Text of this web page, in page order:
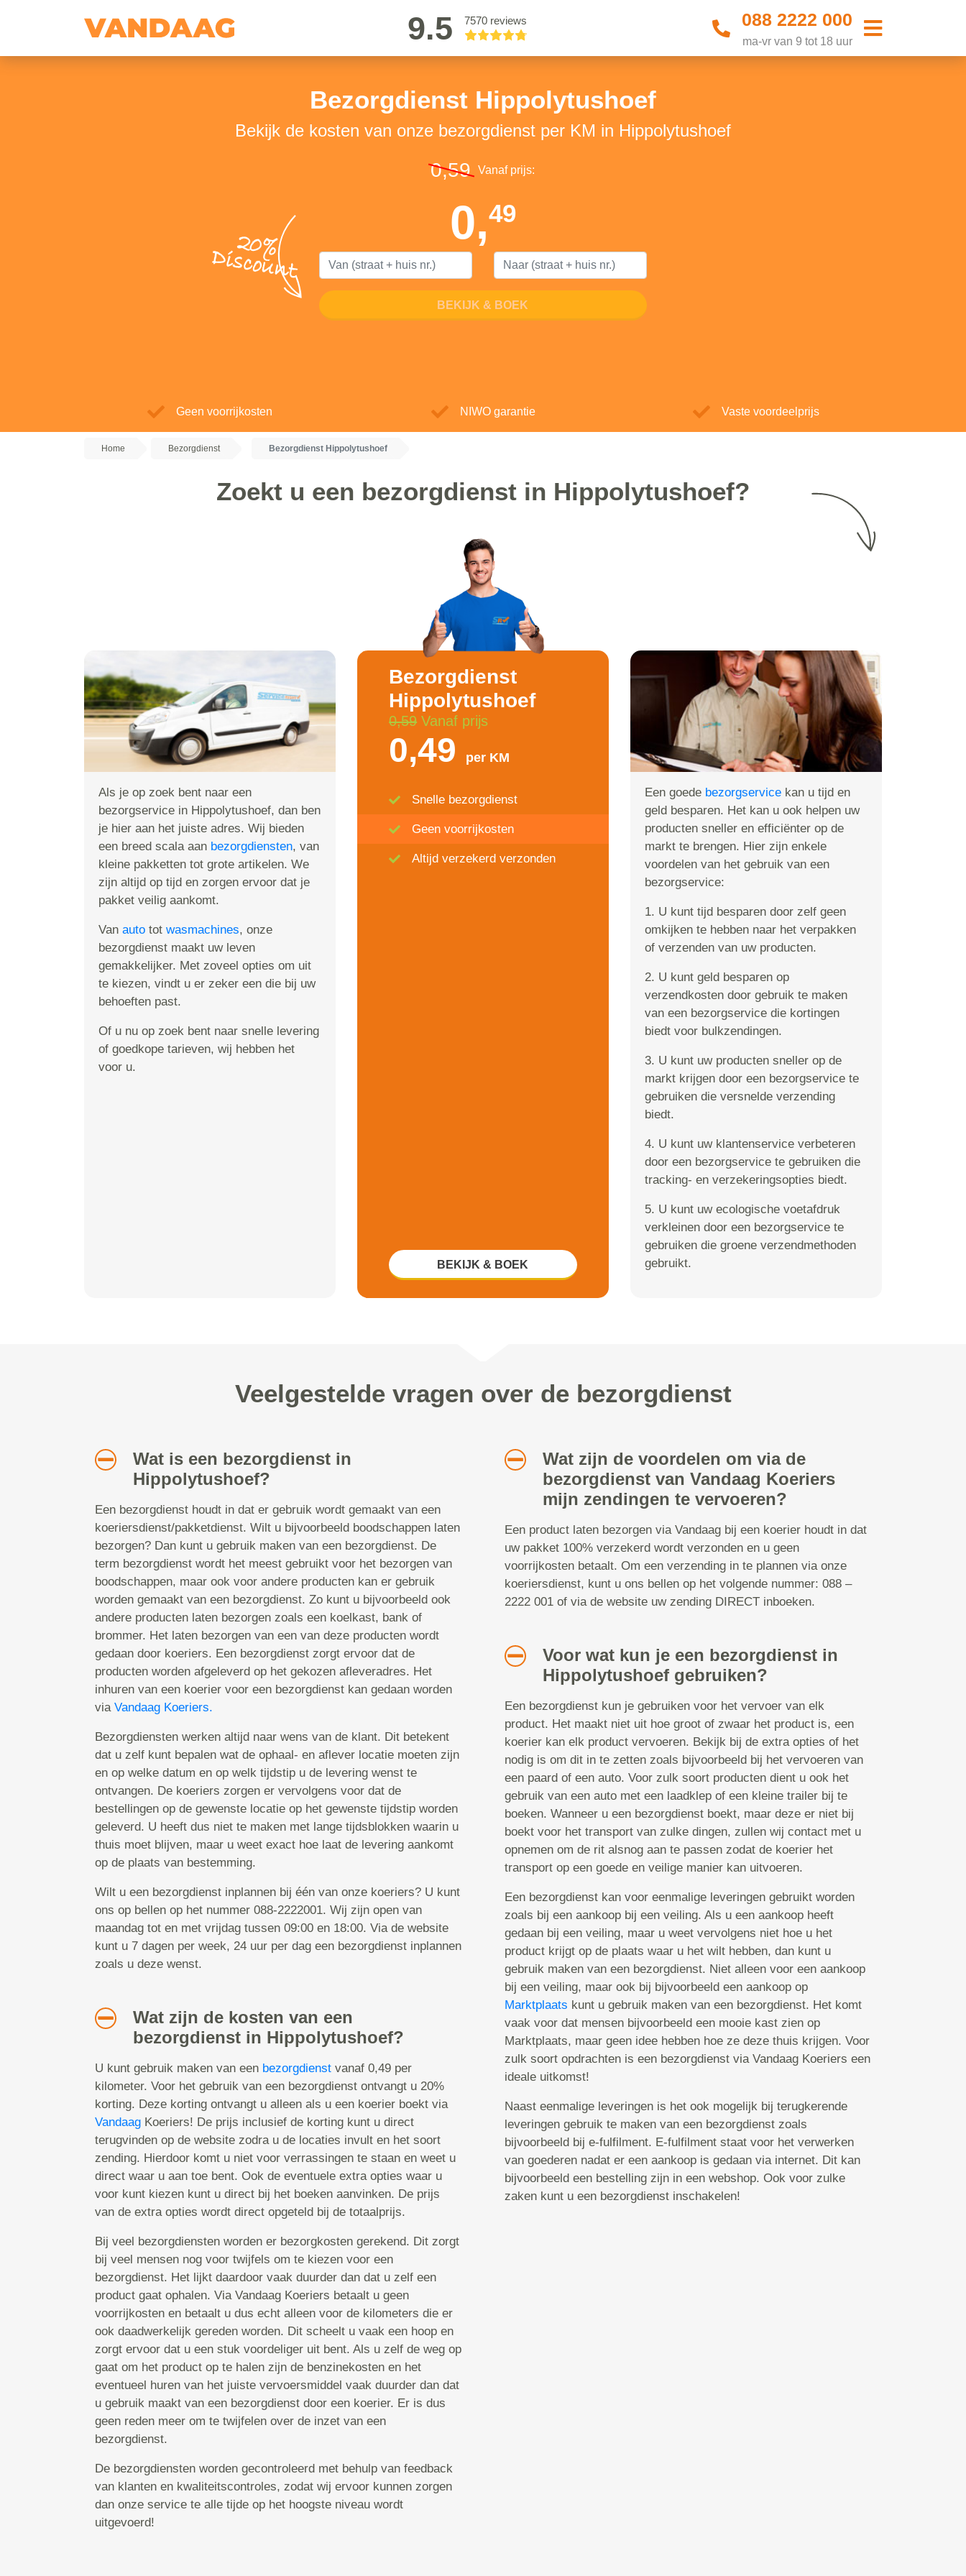
9.5 7570 reviews 088 2222 000
ma-vr van 9 tot 18 uur
Bezorgdienst Hippolytushoef
Bekijk de kosten van onze bezorgdienst per KM in Hippolytushoef
20%
Discount
0,59 Vanaf prijs:
0,49
BEKIJK & BOEK
Geen voorrijkosten NIWO garantie Vaste voordeelprijs
Home Bezorgdienst Bezorgdienst Hippolytushoef
Zoekt u een bezorgdienst in Hippolytushoef?
Als je op zoek bent naar een
bezorgservice in Hippolytushoef, dan ben
je hier aan het juiste adres. Wij bieden
een breed scala aan bezorgdiensten, van
kleine pakketten tot grote artikelen. We
zijn altijd op tijd en zorgen ervoor dat je
pakket veilig aankomt.
Van auto tot wasmachines, onze
bezorgdienst maakt uw leven
gemakkelijker. Met zoveel opties om uit
te kiezen, vindt u er zeker een die bij uw
behoeften past.
Of u nu op zoek bent naar snelle levering
of goedkope tarieven, wij hebben het
voor u.
Bezorgdienst
Hippolytushoef
0,59 Vanaf prijs
0,49 per KM
Snelle bezorgdienst
Geen voorrijkosten
Altijd verzekerd verzonden
BEKIJK & BOEK
Een goede bezorgservice kan u tijd en
geld besparen. Het kan u ook helpen uw
producten sneller en efficiënter op de
markt te brengen. Hier zijn enkele
voordelen van het gebruik van een
bezorgservice:
1. U kunt tijd besparen door zelf geen
omkijken te hebben naar het verpakken
of verzenden van uw producten.
2. U kunt geld besparen op
verzendkosten door gebruik te maken
van een bezorgservice die kortingen
biedt voor bulkzendingen.
3. U kunt uw producten sneller op de
markt krijgen door een bezorgservice te
gebruiken die versnelde verzending
biedt.
4. U kunt uw klantenservice verbeteren
door een bezorgservice te gebruiken die
tracking- en verzekeringsopties biedt.
5. U kunt uw ecologische voetafdruk
verkleinen door een bezorgservice te
gebruiken die groene verzendmethoden
gebruikt.
Veelgestelde vragen over de bezorgdienst
Wat is een bezorgdienst in
Hippolytushoef?
Een bezorgdienst houdt in dat er gebruik wordt gemaakt van een
koeriersdienst/pakketdienst. Wilt u bijvoorbeeld boodschappen laten
bezorgen? Dan kunt u gebruik maken van een bezorgdienst. De
term bezorgdienst wordt het meest gebruikt voor het bezorgen van
boodschappen, maar ook voor andere producten kan er gebruik
worden gemaakt van een bezorgdienst. Zo kunt u bijvoorbeeld ook
andere producten laten bezorgen zoals een koelkast, bank of
brommer. Het laten bezorgen van een van deze producten wordt
gedaan door koeriers. Een bezorgdienst zorgt ervoor dat de
producten worden afgeleverd op het gekozen afleveradres. Het
inhuren van een koerier voor een bezorgdienst kan gedaan worden
via Vandaag Koeriers.
Bezorgdiensten werken altijd naar wens van de klant. Dit betekent
dat u zelf kunt bepalen wat de ophaal- en aflever locatie moeten zijn
en op welke datum en op welk tijdstip u de levering wenst te
ontvangen. De koeriers zorgen er vervolgens voor dat de
bestellingen op de gewenste locatie op het gewenste tijdstip worden
geleverd. U heeft dus niet te maken met lange tijdsblokken waarin u
thuis moet blijven, maar u weet exact hoe laat de levering aankomt
op de plaats van bestemming.
Wilt u een bezorgdienst inplannen bij één van onze koeriers? U kunt
ons op bellen op het nummer 088-2222001. Wij zijn open van
maandag tot en met vrijdag tussen 09:00 en 18:00. Via de website
kunt u 7 dagen per week, 24 uur per dag een bezorgdienst inplannen
zoals u deze wenst.
Wat zijn de kosten van een
bezorgdienst in Hippolytushoef?
U kunt gebruik maken van een bezorgdienst vanaf 0,49 per
kilometer. Voor het gebruik van een bezorgdienst ontvangt u 20%
korting. Deze korting ontvangt u alleen als u een koerier boekt via
Vandaag Koeriers! De prijs inclusief de korting kunt u direct
terugvinden op de website zodra u de locaties invult en het soort
zending. Hierdoor komt u niet voor verrassingen te staan en weet u
direct waar u aan toe bent. Ook de eventuele extra opties waar u
voor kunt kiezen kunt u direct bij het boeken aanvinken. De prijs
van de extra opties wordt direct opgeteld bij de totaalprijs.
Bij veel bezorgdiensten worden er bezorgkosten gerekend. Dit zorgt
bij veel mensen nog voor twijfels om te kiezen voor een
bezorgdienst. Het lijkt daardoor vaak duurder dan dat u zelf een
product gaat ophalen. Via Vandaag Koeriers betaalt u geen
voorrijkosten en betaalt u dus echt alleen voor de kilometers die er
ook daadwerkelijk gereden worden. Dit scheelt u vaak een hoop en
zorgt ervoor dat u een stuk voordeliger uit bent. Als u zelf de weg op
gaat om het product op te halen zijn de benzinekosten en het
eventueel huren van het juiste vervoersmiddel vaak duurder dan dat
u gebruik maakt van een bezorgdienst door een koerier. Er is dus
geen reden meer om te twijfelen over de inzet van een
bezorgdienst.
De bezorgdiensten worden gecontroleerd met behulp van feedback
van klanten en kwaliteitscontroles, zodat wij ervoor kunnen zorgen
dan onze service te alle tijde op het hoogste niveau wordt
uitgevoerd!
Wat zijn de voordelen om via de
bezorgdienst van Vandaag Koeriers
mijn zendingen te vervoeren?
Een product laten bezorgen via Vandaag bij een koerier houdt in dat
uw pakket 100% verzekerd wordt verzonden en u geen
voorrijkosten betaalt. Om een verzending in te plannen via onze
koeriersdienst, kunt u ons bellen op het volgende nummer: 088 –
2222 001 of via de website uw zending DIRECT inboeken.
Voor wat kun je een bezorgdienst in
Hippolytushoef gebruiken?
Een bezorgdienst kun je gebruiken voor het vervoer van elk
product. Het maakt niet uit hoe groot of zwaar het product is, een
koerier kan elk product vervoeren. Bekijk bij de extra opties of het
nodig is om dit in te zetten zoals bijvoorbeeld bij het vervoeren van
een paard of een auto. Voor zulk soort producten dient u ook het
gebruik van een auto met een laadklep of een kleine trailer bij te
boeken. Wanneer u een bezorgdienst boekt, maar deze er niet bij
boekt voor het transport van zulke dingen, zullen wij contact met u
opnemen om de rit alsnog aan te passen zodat de koerier het
transport op een goede en veilige manier kan uitvoeren.
Een bezorgdienst kan voor eenmalige leveringen gebruikt worden
zoals bij een aankoop bij een veiling. Als u een aankoop heeft
gedaan bij een veiling, maar u weet vervolgens niet hoe u het
product krijgt op de plaats waar u het wilt hebben, dan kunt u
gebruik maken van een bezorgdienst. Niet alleen voor een aankoop
bij een veiling, maar ook bij bijvoorbeeld een aankoop op
Marktplaats kunt u gebruik maken van een bezorgdienst. Het komt
vaak voor dat mensen bijvoorbeeld een mooie kast zien op
Marktplaats, maar geen idee hebben hoe ze deze thuis krijgen. Voor
zulk soort opdrachten is een bezorgdienst via Vandaag Koeriers een
ideale uitkomst!
Naast eenmalige leveringen is het ook mogelijk bij terugkerende
leveringen gebruik te maken van een bezorgdienst zoals
bijvoorbeeld bij e-fulfilment. E-fulfilment staat voor het verwerken
van goederen nadat er een aankoop is gedaan via internet. Dit kan
bijvoorbeeld een bestelling zijn in een webshop. Ook voor zulke
zaken kunt u een bezorgdienst inschakelen!